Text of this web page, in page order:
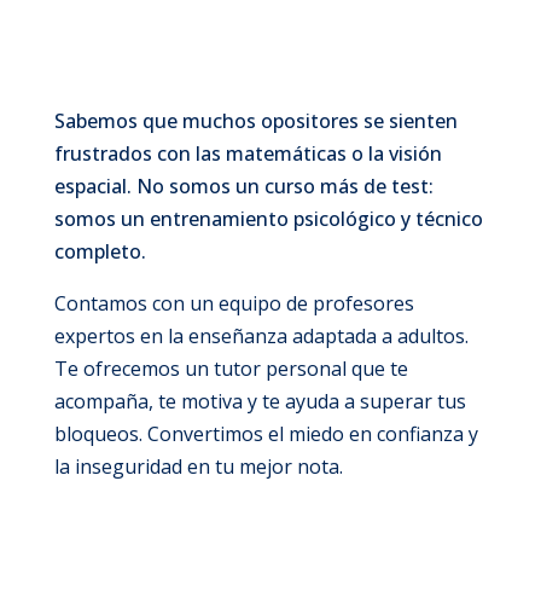
Sabemos que muchos opositores se sienten
frustrados con las matemáticas o la visión
espacial. No somos un curso más de test:
somos un entrenamiento psicológico y técnico
completo.
Contamos con un equipo de profesores
expertos en la enseñanza adaptada a adultos.
Te ofrecemos un tutor personal que te
acompaña, te motiva y te ayuda a superar tus
bloqueos. Convertimos el miedo en confianza y
la inseguridad en tu mejor nota.